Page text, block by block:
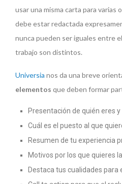
usar una misma carta para varias
debe estar redactada
nunca pueden ser iguales entre
trabajo son distintos.
Universia nos da una breve
elementos que deben formar
Presentación de quién eres
Cuál es el puesto al que
Resumen de tu experiencia
Motivos por los que quieres
Destaca tus cualidades para